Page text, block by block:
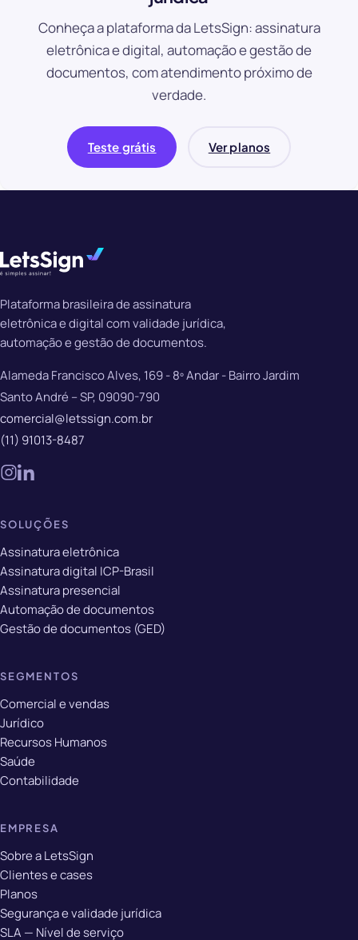
Conheça a plataforma da LetsSign: assinatura
eletrônica e digital, automação e gestão de
documentos, com atendimento próximo de
verdade.
Teste grátis Ver planos
Plataforma brasileira de assinatura
eletrônica e digital com validade jurídica,
automação e gestão de documentos.
Alameda Francisco Alves, 169 - 8º Andar - Bairro Jardim
Santo André – SP, 09090-790
comercial@letssign.com.br
(11) 91013-8487
SOLUÇÕES
Assinatura eletrônica
Assinatura digital ICP-Brasil
Assinatura presencial
Automação de documentos
Gestão de documentos (GED)
SEGMENTOS
Comercial e vendas
Jurídico
Recursos Humanos
Saúde
Contabilidade
EMPRESA
Sobre a LetsSign
Clientes e cases
Planos
Segurança e validade jurídica
SLA — Nível de serviço